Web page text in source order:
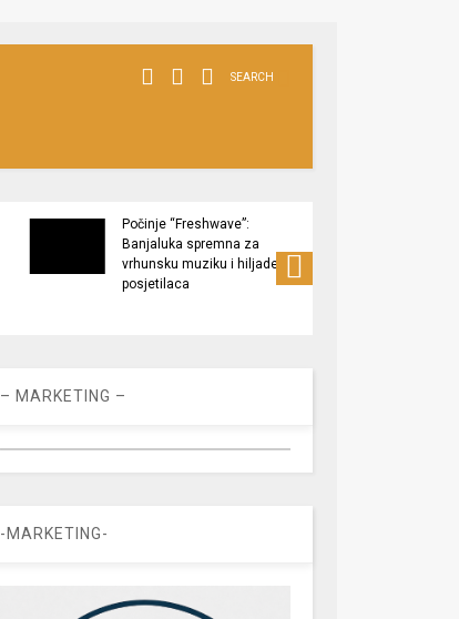
SEARCH
Počinje “Freshwave”:
Banjaluka spremna za
vrhunsku muziku i hiljade
posjetilaca
– MARKETING –
-MARKETING-